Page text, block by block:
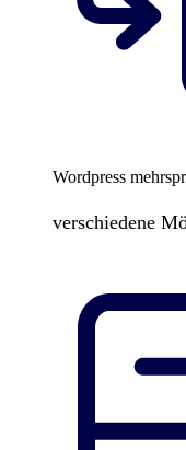
Wordpress
verschiedene